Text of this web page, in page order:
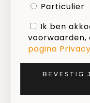
Particulier
Ik ben
voorwaarden,
pagina
BEVESTIG